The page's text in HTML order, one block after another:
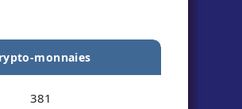
monnaies
381